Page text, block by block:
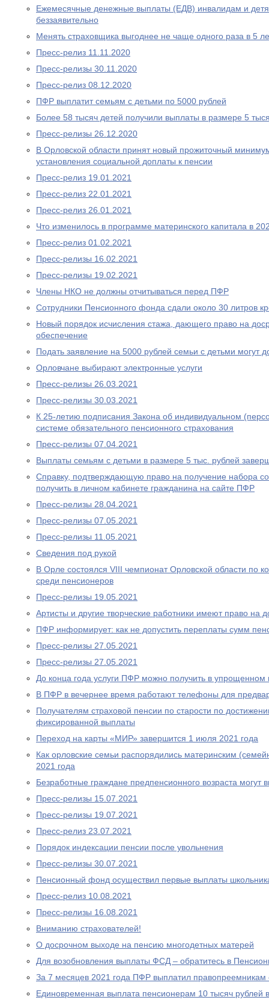
Ежемесячные денежные выплаты (ЕДВ) инвалидам и
беззаявительно
Менять страховщика выгоднее не чаще одного раза в 5
Пресс-релиз 11.11.2020
Пресс-релизы 30.11.2020
Пресс-релиз 08.12.2020
ПФР выплатит семьям с детьми по 5000 рублей
Более 58 тысяч детей получили выплаты в размере 5
Пресс-релизы 26.12.2020
В Орловской области принят новый прожиточный
установления социальной доплаты к пенсии
Пресс-релиз 19.01.2021
Пресс-релиз 22.01.2021
Пресс-релиз 26.01.2021
Что изменилось в программе материнского капитала в
Пресс-релиз 01.02.2021
Пресс-релизы 16.02.2021
Пресс-релизы 19.02.2021
Члены НКО не должны отчитываться перед ПФР
Сотрудники Пенсионного фонда сдали около 30 литров
Новый порядок исчисления стажа, дающего право на
обеспечение
Подать заявление на 5000 рублей семьи с детьми могут
Орловчане выбирают электронные услуги
Пресс-релизы 26.03.2021
Пресс-релизы 30.03.2021
К 25-летию подписания Закона об индивидуальном
системе обязательного пенсионного страхования
Пресс-релизы 07.04.2021
Выплаты семьям с детьми в размере 5 тыс. рублей
Справку, подтверждающую право на получение набора
получить в личном кабинете гражданина на сайте ПФР
Пресс-релизы 28.04.2021
Пресс-релизы 07.05.2021
Пресс-релизы 11.05.2021
Сведения под рукой
В Орле состоялся VIII чемпионат Орловской области по
среди пенсионеров
Пресс-релизы 19.05.2021
Артисты и другие творческие работники имеют право на
ПФР информирует: как не допустить переплаты сумм
Пресс-релизы 27.05.2021
Пресс-релизы 27.05.2021
До конца года услуги ПФР можно получить в упрощенном
В ПФР в вечернее время работают телефоны для
Получателям страховой пенсии по старости по
фиксированной выплаты
Переход на карты «МИР» завершится 1 июля 2021 года
Как орловские семьи распорядились материнским
2021 года
Безработные граждане предпенсионного возраста
Пресс-релизы 15.07.2021
Пресс-релизы 19.07.2021
Пресс-релиз 23.07.2021
Порядок индексации пенсии после увольнения
Пресс-релизы 30.07.2021
Пенсионный фонд осуществил первые выплаты
Пресс-релиз 10.08.2021
Пресс-релизы 16.08.2021
Вниманию страхователей!
О досрочном выходе на пенсию многодетных матерей
Для возобновления выплаты ФСД – обратитесь в
За 7 месяцев 2021 года ПФР выплатил
Единовременная выплата пенсионерам 10 тысяч рублей